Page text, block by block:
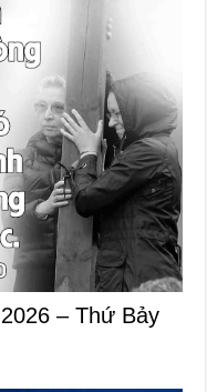
– Thứ Bảy